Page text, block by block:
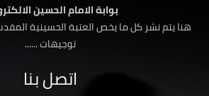
بوابة الامام الحسين
هنا يتم نشر كل ما يخص العتبة الحسينية
توجيهات ......
اتصل بنا